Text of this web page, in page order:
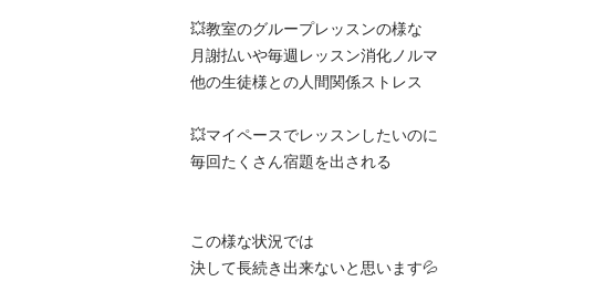
💥教室のグループレッスンの様な
月謝払いや毎週レッスン消化ノルマ
他の生徒様との人間関係ストレス
💥マイペースでレッスンしたいのに
毎回たくさん宿題を出される
この様な状況では
決して長続き出来ないと思います💦